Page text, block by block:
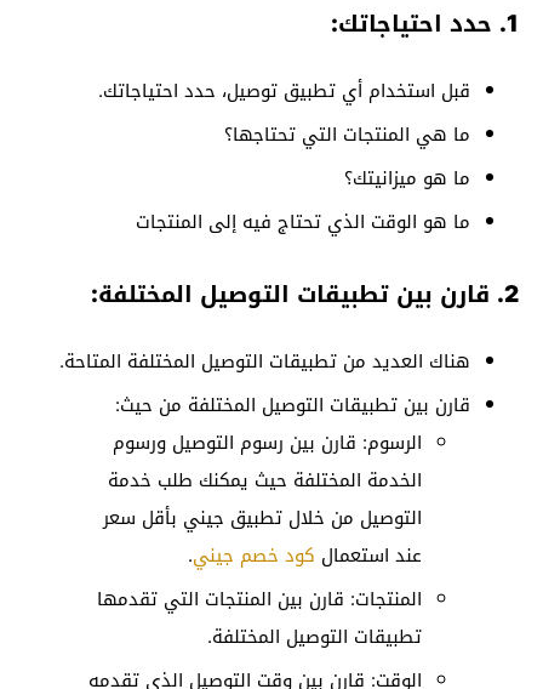
1. حدد احتياجاتك:
قبل استخدام أي تطبيق توصيل، حدد احتياجاتك.
ما هي المنتجات التي تحتاجها؟
ما هو ميزانيتك؟
ما هو الوقت الذي تحتاج فيه إلى المنتجات
2. قارن بين تطبيقات التوصيل المختلفة:
هناك العديد من تطبيقات التوصيل المختلفة المتاحة.
قارن بين تطبيقات التوصيل المختلفة من حيث:
الرسوم: قارن بين رسوم التوصيل ورسوم
الخدمة المختلفة حيث يمكنك طلب خدمة
التوصيل من خلال تطبيق جيني بأقل سعر
عند استعمال كود خصم جيني.
المنتجات: قارن بين المنتجات التي تقدمها
تطبيقات التوصيل المختلفة.
الوقت: قارن بين وقت التوصيل الذي تقدمه